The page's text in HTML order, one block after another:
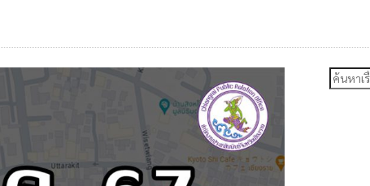
ค้นหา